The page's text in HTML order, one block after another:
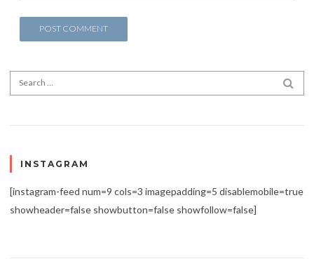
Search for:
INSTAGRAM
[instagram-feed num=9 cols=3 imagepadding=5 disablemobile=true
showheader=false showbutton=false showfollow=false]